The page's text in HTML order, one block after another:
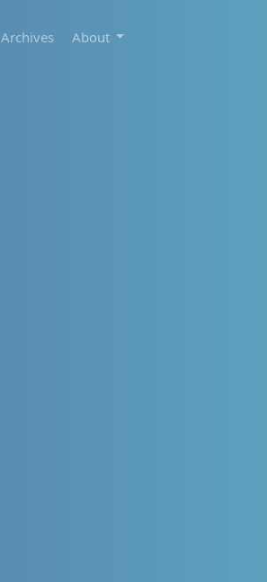
Archives About